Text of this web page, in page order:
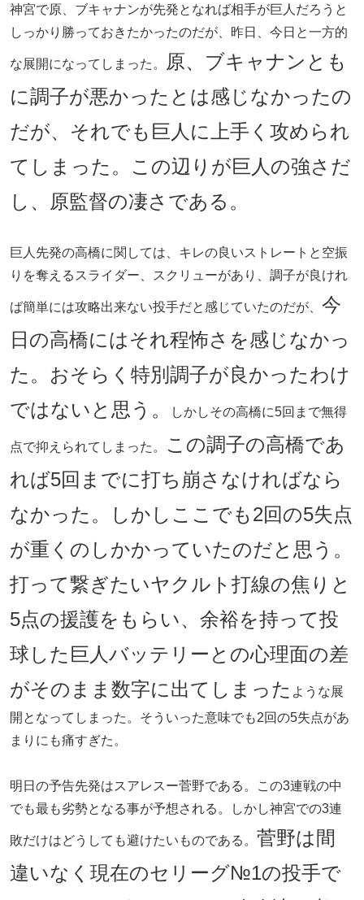
神宮で原、ブキャナンが先発となれば相手が巨人だろうと
しっかり勝っておきたかったのだが、昨日、今日と一方的
な展開になってしまった。
原、ブキャナンとも
に調子が悪かったとは感じなかったの
だが、それでも巨人に上手く攻められ
てしまった。この辺りが巨人の強さだ
し、原監督の凄さである。
巨人先発の高橋に関しては、キレの良いストレートと空振
りを奪えるスライダー、スクリューがあり、調子が良けれ
ば簡単には攻略出来ない投手だと感じていたのだが、 今
日の高橋にはそれ程怖さを感じなかっ
た。おそらく特別調子が良かったわけ
ではないと思う。
しかしその高橋に5回まで無得
点で抑えられてしまった。
この調子の高橋であ
れば5回までに打ち崩さなければなら
なかった。しかしここでも2回の5失点
が重くのしかかっていたのだと思う。
打って繋ぎたいヤクルト打線の焦りと
5点の援護をもらい、余裕を持って投
球した巨人バッテリーとの心理面の差
がそのまま数字に出てしまった ような展
開となってしまった。そういった意味でも2回の5失点があ
まりにも痛すぎた。
明日の予告先発はスアレスー菅野である。この3連戦の中
でも最も劣勢となる事が予想される。しかし神宮での3連
敗だけはどうしても避けたいものである。 菅野は間
違いなく現在のセリーグ№1の投手で